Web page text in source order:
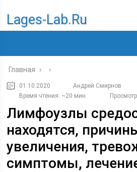
Lages-Lab.ru
Главная › ›
01.10.2020
Андрей Смирнов
Время чтения: ~20 мин.
Лимфоузлы
находятся,
увеличения,
симптомы,